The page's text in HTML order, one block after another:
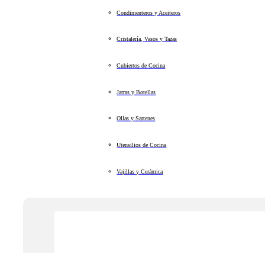
Condimenteros y Aceiteros
Cristalería, Vasos y Tazas
Cubiertos de Cocina
Jarras y Botellas
Ollas y Sartenes
Utensilios de Cocina
Vajillas y Cerámica